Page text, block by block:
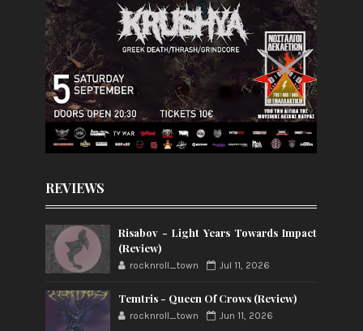
REVIEWS
Risabov - Light Years Towards Impact
(Review)
rocknroll_town Jul 11, 2026
Temtris - Queen Of Crows (Review)
rocknroll_town Jun 11, 2026